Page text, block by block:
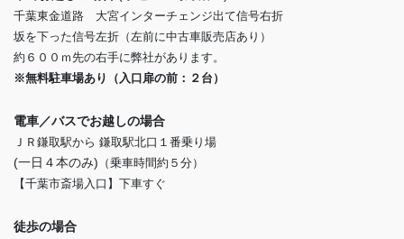
千葉東金道路 大宮インターチェンジ出て信号右折
坂を下った信号左折（左前に中古車販売店あり）
約６００ｍ先の右手に弊社があります。
※無料駐車場あり（入口扉の前：２台）
電車／バスでお越しの場合
ＪＲ鎌取駅から 鎌取駅北口１番乗り場
(一日４本のみ) （乗車時間約５分）
【千葉市斎場入口】下車すぐ
徒歩の場合